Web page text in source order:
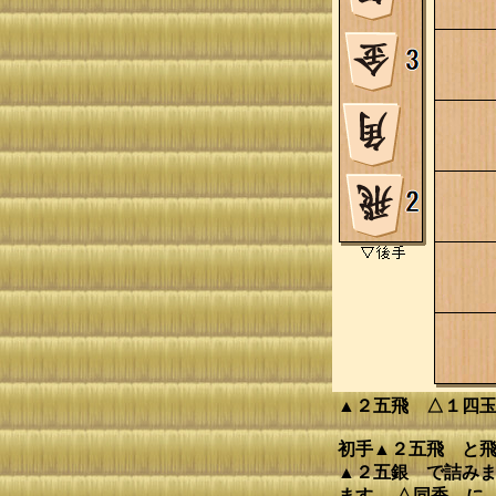
▲２五飛 △１四
初手▲２五飛 と
▲２五銀 で詰みま